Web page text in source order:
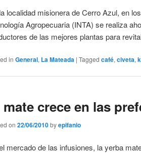
localidad misionera de Cerro Azul, en
Agropecuaria (INTA) se realiza
de las mejores plantas para
in General, La Mateada | Tagged café, civeta,
mate crece en las
on 22/06/2010byepifanio
mercado de las infusiones, la yerba